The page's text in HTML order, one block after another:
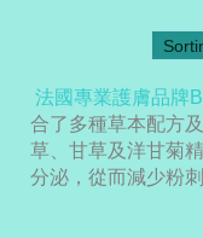
法國專業護膚品牌
合了多種草本配方
草、甘草及洋甘菊
分泌，從而減少粉